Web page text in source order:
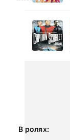
В ролях: